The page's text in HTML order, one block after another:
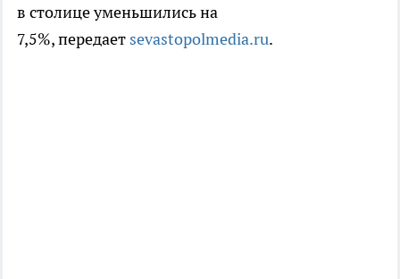
в столице уменьшились на
7,5%, передает sevastopolmedia.ru.